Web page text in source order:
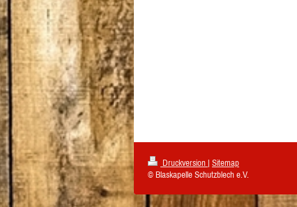
Druckversion | Sitemap
© Blaskapelle Schutzblech e.V.